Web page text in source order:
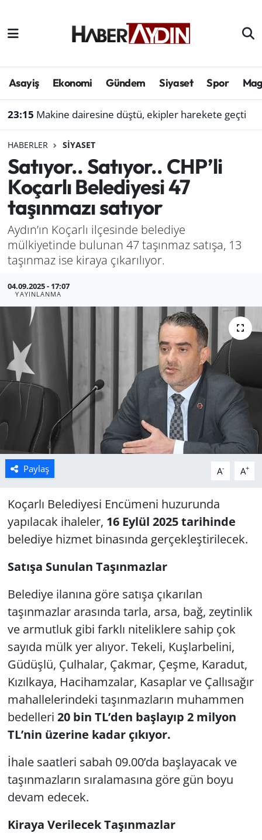
Asayiş Ekonomi Gündem Siyaset Spor
23:15 Makine dairesine düştü, ekipler harekete geçti
HABERLER SIYASET
Satıyor.. Satıyor.. CHP’li
Koçarlı Belediyesi 47
taşınmazı satıyor
Aydın’ın Koçarlı ilçesinde belediye
mülkiyetinde bulunan 47 taşınmaz satışa, 13
taşınmaz ise kiraya çıkarılıyor.
04.09.2025 - 17:07
YAYINLANMA
Paylaş A- A+
Koçarlı Belediyesi Encümeni huzurunda
yapılacak ihaleler, 16 Eylül 2025 tarihinde
belediye hizmet binasında gerçekleştirilecek.
Satışa Sunulan Taşınmazlar
Belediye ilanına göre satışa çıkarılan
taşınmazlar arasında tarla, arsa, bağ, zeytinlik
ve armutluk gibi farklı niteliklere sahip çok
sayıda mülk yer alıyor. Tekeli, Kuşlarbelini,
Güdüşlü, Çulhalar, Çakmar, Çeşme, Karadut,
Kızılkaya, Hacihamzalar, Kasaplar ve Çallısağır
mahallelerindeki taşınmazların muhammen
bedelleri 20 bin TL’den başlayıp 2 milyon
TL’nin üzerine kadar çıkıyor.
İhale saatleri sabah 09.00’da başlayacak ve
taşınmazların sıralamasına göre gün boyu
devam edecek.
Kiraya Verilecek Taşınmazlar
Afyonkarahisar
Çevre
Genel
Haber
Izmir
Kütahya
Manisa
Muğla
Politika
Uşak
Aydın Hava Durumu
Süper Lig Puan Durumu ve Fikstür
Son Dakika Haberleri
Haber Arşivi